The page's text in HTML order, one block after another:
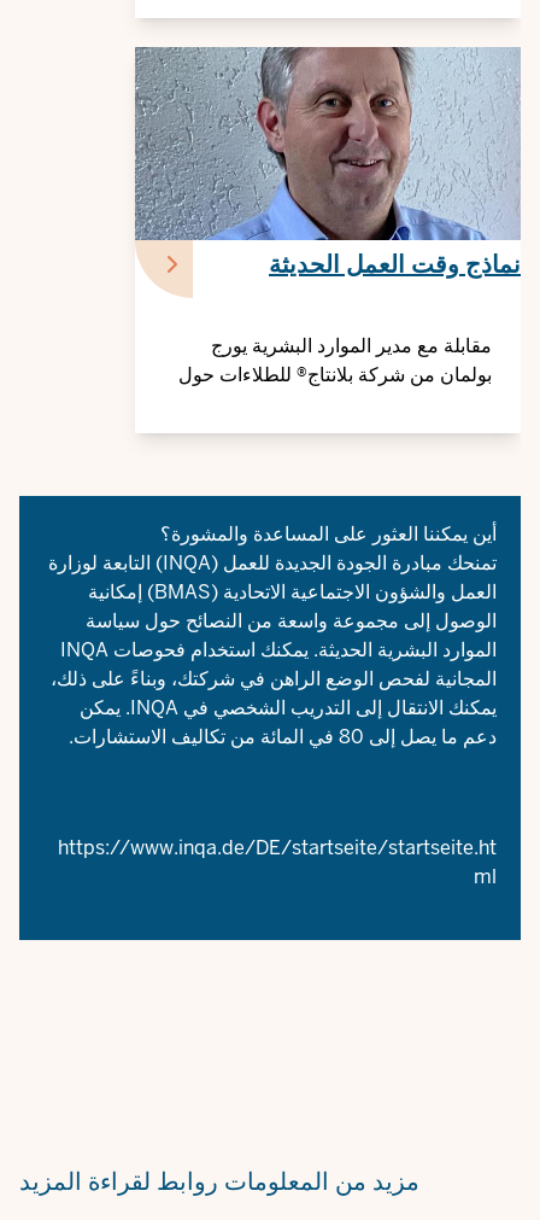
نماذج وقت العمل الحديثة
مقابلة مع مدير الموارد البشرية يورج
بولمان من شركة بلانتاج® للطلاءات حول
أين يمكننا العثور على المساعدة والمشورة؟
تمنحك مبادرة الجودة الجديدة للعمل (INQA) التابعة لوزارة
العمل والشؤون الاجتماعية الاتحادية (BMAS) إمكانية
الوصول إلى مجموعة واسعة من النصائح حول سياسة
الموارد البشرية الحديثة. يمكنك استخدام فحوصات INQA
المجانية لفحص الوضع الراهن في شركتك، وبناءً على ذلك،
يمكنك الانتقال إلى التدريب الشخصي في INQA. يمكن
دعم ما يصل إلى 80 في المائة من تكاليف الاستشارات.
https://www.inqa.de/DE/startseite/startseite.ht
ml
مزيد من المعلومات روابط لقراءة المزيد